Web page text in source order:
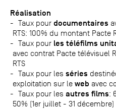
Réalisation
Taux pour documentaires
RTS: 100% du montant Pacte
Taux pour les téléfilms
avec contrat Pacte télévisuel
RTS
Taux pour les séries
exploitation sur le web avec
Taux pour les autres films:
50% (1er juillet - 31 décembre)